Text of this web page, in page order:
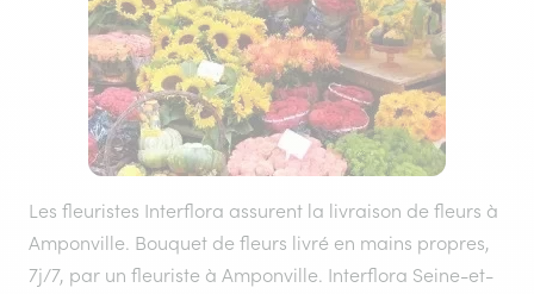
Les fleuristes Interflora assurent la livraison de fleurs à
Amponville. Bouquet de fleurs livré en mains propres,
7j/7, par un fleuriste à Amponville. Interflora Seine-et-